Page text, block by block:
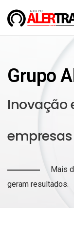
Grupo
Inovação
empresas
Mais
geram resultados.